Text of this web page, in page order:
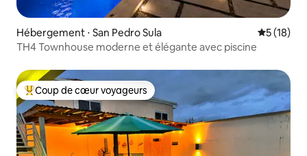
Hébergement ⋅ San Pedro Sula
5 (18)
TH4 Townhouse moderne et élégante avec piscine
Coups de cœur voyageurs les plus appréciés
Coup de cœur voyageurs